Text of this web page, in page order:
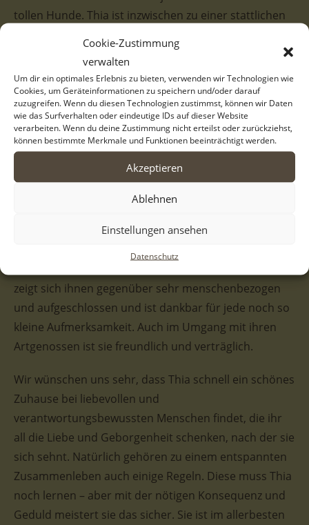
Cookie-Zustimmung
verwalten
Um dir ein optimales Erlebnis zu bieten, verwenden wir Technologien wie
Cookies, um Geräteinformationen zu speichern und/oder darauf
zuzugreifen. Wenn du diesen Technologien zustimmst, können wir Daten
wie das Surfverhalten oder eindeutige IDs auf dieser Website
verarbeiten. Wenn du deine Zustimmung nicht erteilst oder zurückziehst,
können bestimmte Merkmale und Funktionen beeinträchtigt werden.
Akzeptieren
Ablehnen
Einstellungen ansehen
Datenschutz
tollen Hunde. Thia ist inzwischen zu einer stattlichen
eigenes Zuhause wünscht.
Unsere Thia ist eine hübsche Hündin mit einem
weißen Fellkleid und einem großen braunen Fleck auf
dem Rücken. Dieser sieht fast so aus, als würde sie
einen Sattel tragen, aber ganz so groß wie ein Pferd
ist Thia dann doch nicht. Die mehrfarbige
Die süße Hündin überzeugt die Helferinnen und
zeigt sich ihnen gegenüber sehr menschenbezogen
und aufgeschlossen und ist dankbar für jede noch so
kleine Aufmerksamkeit. Auch im Umgang mit ihren
Artgenossen ist sie freundlich und verträglich.
Wir wünschen uns sehr, dass Thia schnell ein schönes
Zuhause bei liebevollen und
verantwortungsbewussten Menschen findet, die ihr
all die Liebe und Geborgenheit schenken, nach der sie
sich sehnt. Natürlich gehören zu einem entspannten
Zusammenleben auch einige Regeln. Diese muss Thia
noch lernen – aber mit der nötigen Konsequenz und
Geduld meistert sie das sicher. Sie ist im allerbesten